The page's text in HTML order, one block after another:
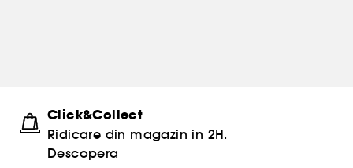
Click&Collect
Ridicare din magazin in 2H.
Descopera